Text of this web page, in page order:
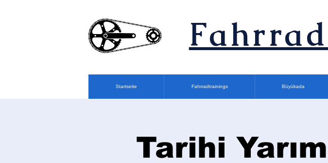
Startseite Fahrradtrainings Büyükada
Tarihi